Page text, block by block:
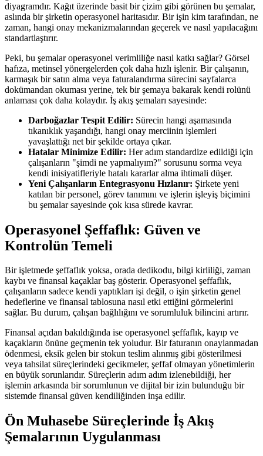
diyagramdır. Kağıt üzerinde basit bir çizim gibi görünen bu şemalar,
aslında bir şirketin operasyonel haritasıdır. Bir işin kim tarafından, ne
zaman, hangi onay mekanizmalarından geçerek ve nasıl yapılacağını
standartlaştırır.
Peki, bu şemalar operasyonel verimliliğe nasıl katkı sağlar? Görsel
hafıza, metinsel yönergelerden çok daha hızlı işlenir. Bir çalışanın,
karmaşık bir satın alma veya faturalandırma sürecini sayfalarca
dokümandan okuması yerine, tek bir şemaya bakarak kendi rolünü
anlaması çok daha kolaydır. İş akış şemaları sayesinde:
Darboğazlar Tespit Edilir: Sürecin hangi aşamasında
tıkanıklık yaşandığı, hangi onay merciinin işlemleri
yavaşlattığı net bir şekilde ortaya çıkar.
Hatalar Minimize Edilir: Her adım standardize edildiği için
çalışanların "şimdi ne yapmalıyım?" sorusunu sorma veya
kendi inisiyatifleriyle hatalı kararlar alma ihtimali düşer.
Yeni Çalışanların Entegrasyonu Hızlanır: Şirkete yeni
katılan bir personel, görev tanımını ve işlerin işleyiş biçimini
bu şemalar sayesinde çok kısa sürede kavrar.
Operasyonel Şeffaflık: Güven ve
Kontrolün Temeli
Bir işletmede şeffaflık yoksa, orada dedikodu, bilgi kirliliği, zaman
kaybı ve finansal kaçaklar baş gösterir. Operasyonel şeffaflık,
çalışanların sadece kendi yaptıkları işi değil, o işin şirketin genel
hedeflerine ve finansal tablosuna nasıl etki ettiğini görmelerini
sağlar. Bu durum, çalışan bağlılığını ve sorumluluk bilincini artırır.
Finansal açıdan bakıldığında ise operasyonel şeffaflık, kayıp ve
kaçakların önüne geçmenin tek yoludur. Bir faturanın onaylanmadan
ödenmesi, eksik gelen bir stokun teslim alınmış gibi gösterilmesi
veya tahsilat süreçlerindeki gecikmeler, şeffaf olmayan yönetimlerin
en büyük sorunlarıdır. Süreçlerin adım adım izlenebildiği, her
işlemin arkasında bir sorumlunun ve dijital bir izin bulunduğu bir
sistemde finansal güven kendiliğinden inşa edilir.
Ön Muhasebe Süreçlerinde İş Akış
Şemalarının Uygulanması